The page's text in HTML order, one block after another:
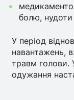
болю,
У період
навантажень,
травм голови.
одужання